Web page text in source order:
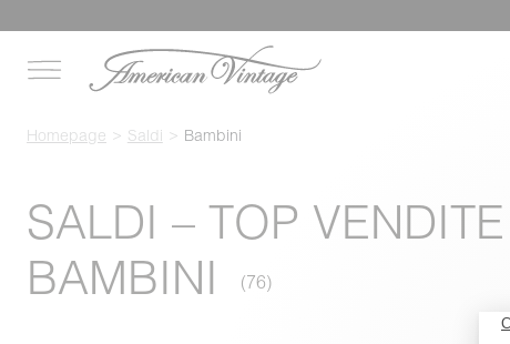
Homepage Saldi Bambini
SALDI – TOP
BAMBINI